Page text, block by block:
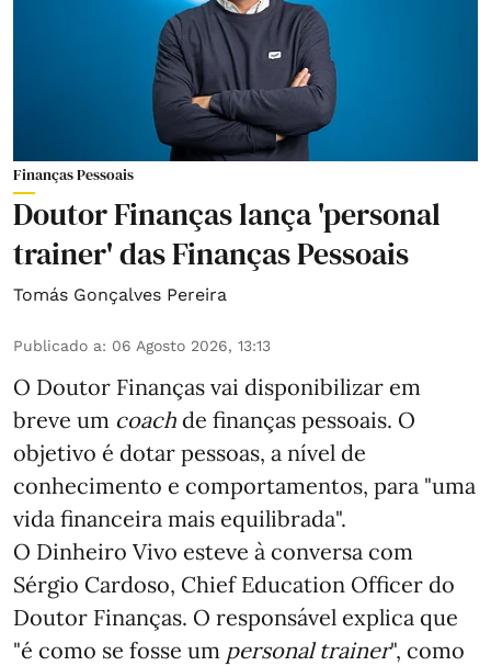
Finanças Pessoais
Doutor Finanças lança 'personal
trainer' das Finanças Pessoais
Tomás Gonçalves Pereira
Publicado a: 06 Agosto 2026, 13:13
O Doutor Finanças vai disponibilizar em
breve um coach de finanças pessoais. O
objetivo é dotar pessoas, a nível de
conhecimento e comportamentos, para "uma
vida financeira mais equilibrada".
O Dinheiro Vivo esteve à conversa com
Sérgio Cardoso, Chief Education Officer do
Doutor Finanças. O responsável explica que
"é como se fosse um personal trainer", como